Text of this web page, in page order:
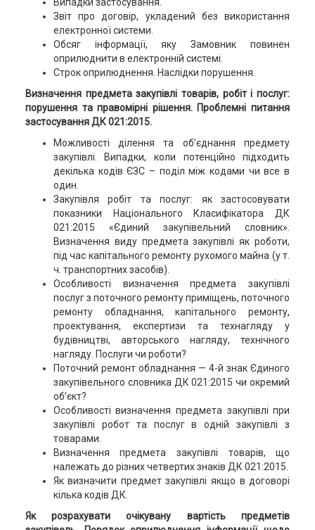
Звіт про договір, укладений без використання
електронної системи.
Обсяг інформації, яку Замовник повинен
оприлюднити в електронній системі.
Строк оприлюднення. Наслідки порушення.
Визначення предмета закупівлі товарів, робіт і послуг:
порушення та правомірні рішення. Проблемні питання
застосування ДК 021:2015.
Можливості ділення та об’єднання предмету
закупівлі. Випадки, коли потенційно підходить
декілька кодів ЄЗС – поділ між кодами чи все в
один.
Закупівля робіт та послуг: як застосовувати
показники Національного Класифікатора ДК
021:2015 «Єдиний закупівельний словник».
Визначення виду предмета закупівлі як роботи,
під час капітального ремонту рухомого майна (у т.
ч. транспортних засобів).
Особливості визначення предмета закупівлі
послуг з поточного ремонту приміщень, поточного
ремонту обладнання, капітального ремонту,
проектування, експертизи та технагляду у
будівництві, авторського нагляду, технічного
нагляду. Послуги чи роботи?
Поточний ремонт обладнання — 4-й знак Єдиного
закупівельного словника ДК 021:2015 чи окремий
об’єкт?
Особливості визначення предмета закупівлі при
закупівлі робот та послуг в одній закупівлі з
товарами.
Визначення предмета закупівлі товарів, що
належать до різних четвертих знаків ДК 021:2015.
Як визначити предмет закупівлі якщо в договорі
кілька кодів ДК.
Як розрахувати очікувану вартість предметів